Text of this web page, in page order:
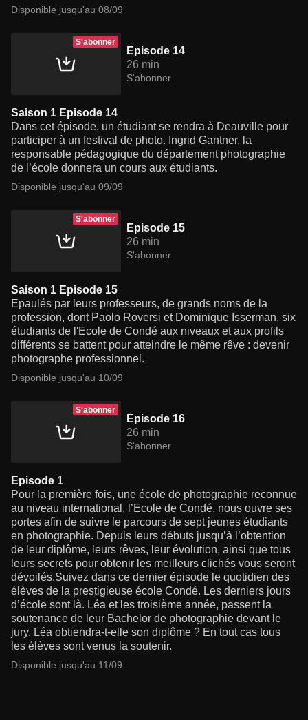
Disponible jusqu'au 08/09
S'abonner
Episode 14
26 min
S'abonner
Saison 1 Episode 14
Dans cet épisode, un étudiant se rendra à Deauville pour
participer à un festival de photo. Ingrid Gantner, la
responsable pédagogique du département photographie
de l’école donnera un cours aux étudiants.
Disponible jusqu'au 09/09
S'abonner
Episode 15
26 min
S'abonner
Saison 1 Episode 15
Epaulés par leurs professeurs, de grands noms de la
profession, dont Paolo Roversi et Dominique Isserman, six
étudiants de l'Ecole de Condé aux niveaux et aux profils
différents se battent pour atteindre le même rêve : devenir
photographe professionnel.
Disponible jusqu'au 10/09
S'abonner
Episode 16
26 min
S'abonner
Episode 1
Pour la première fois, une école de photographie reconnue
au niveau international, l’Ecole de Condé, nous ouvre ses
portes afin de suivre le parcours de sept jeunes étudiants
en photographie. Depuis leurs débuts jusqu’à l’obtention
de leur diplôme, leurs rêves, leur évolution, ainsi que tous
leurs secrets pour obtenir les meilleurs clichés vous seront
dévoilés.Suivez dans ce dernier épisode le quotidien des
élèves de la prestigieuse école Condé. Les derniers jours
d’école sont là. Léa et les troisième année, passent la
soutenance de leur Bachelor de photographie devant le
jury. Léa obtiendra-t-elle son diplôme ? En tout cas tous
les élèves sont venus la soutenir.
Disponible jusqu'au 11/09